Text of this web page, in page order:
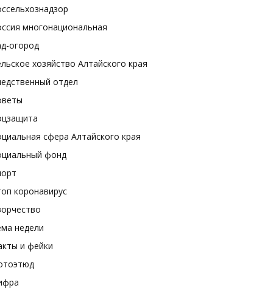
многонациональная
огород
хозяйство Алтайского края
отдел
сфера Алтайского края
фонд
коронавирус
недели
и фейки